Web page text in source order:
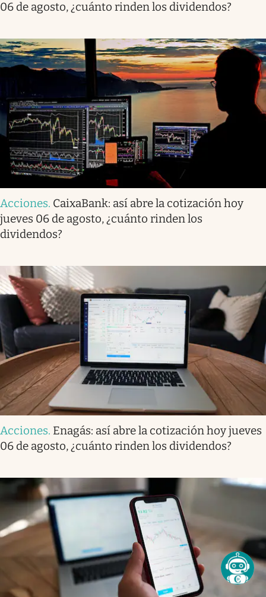
06 de agosto, ¿cuánto rinden los dividendos?
Acciones. CaixaBank: así abre la cotización hoy
jueves 06 de agosto, ¿cuánto rinden los
dividendos?
Acciones. Enagás: así abre la cotización hoy jueves
06 de agosto, ¿cuánto rinden los dividendos?